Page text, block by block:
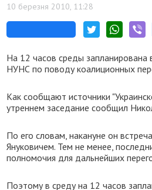
10 березня 2010, 11:28
На 12 часов среды запланирована
НУНС по поводу коалиционных
Как сообщают источники
утреннем заседание сообщил
По его словам, накануне он
Януковичем. Тем не менее,
полномочия для дальнейших
Поэтому в среду на 12 часов